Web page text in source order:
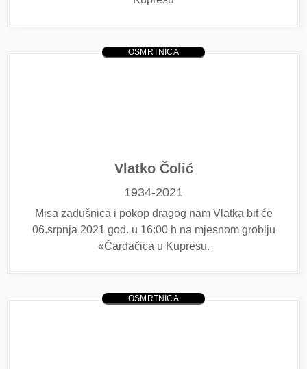
OSMRTNICA
Vlatko Čolić
1934-2021
Misa zadušnica i pokop dragog nam Vlatka bit će
06.srpnja 2021 god. u 16:00 h na mjesnom groblju
«Čardačica u Kupresu.
OSMRTNICA